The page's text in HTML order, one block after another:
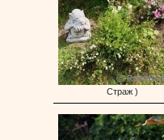
Страж )